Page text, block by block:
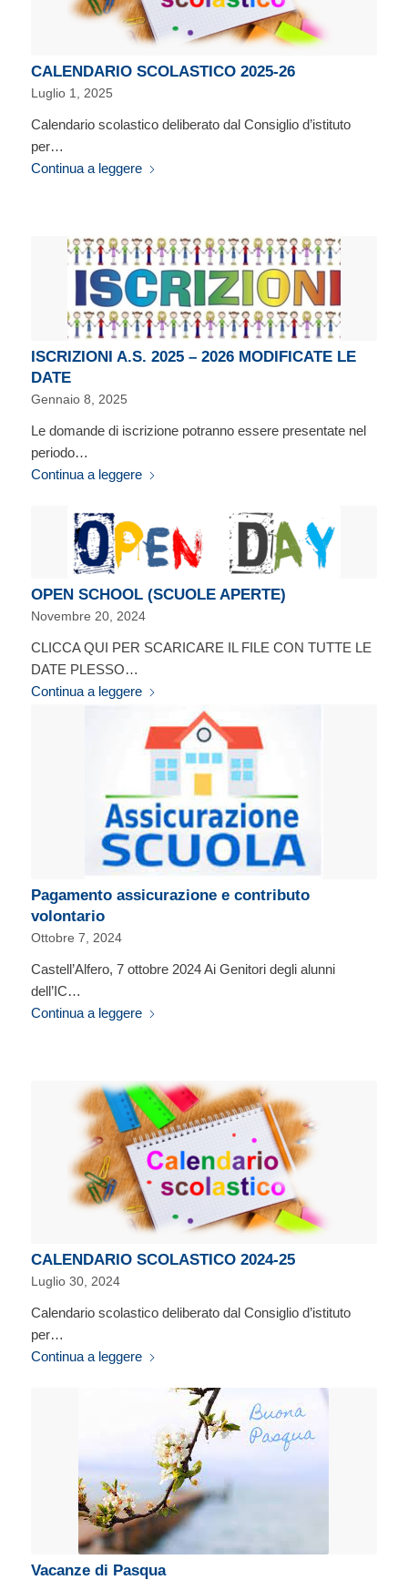
CALENDARIO SCOLASTICO 2025-26
Luglio 1, 2025
Calendario scolastico deliberato dal Consiglio d’istituto
per…
Continua a leggere
ISCRIZIONI A.S. 2025 – 2026 MODIFICATE LE
DATE
Gennaio 8, 2025
Le domande di iscrizione potranno essere presentate nel
periodo…
Continua a leggere
OPEN SCHOOL (SCUOLE APERTE)
Novembre 20, 2024
CLICCA QUI PER SCARICARE IL FILE CON TUTTE LE
DATE PLESSO…
Continua a leggere
Pagamento assicurazione e contributo
volontario
Ottobre 7, 2024
Castell’Alfero, 7 ottobre 2024 Ai Genitori degli alunni
dell’IC…
Continua a leggere
CALENDARIO SCOLASTICO 2024-25
Luglio 30, 2024
Calendario scolastico deliberato dal Consiglio d’istituto
per…
Continua a leggere
Vacanze di Pasqua